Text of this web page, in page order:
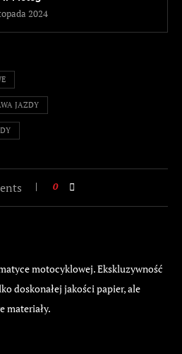
2024
JAZDY
0
motocyklowej. Ekskluzywność
doskonałej jakości papier, ale
materiały.